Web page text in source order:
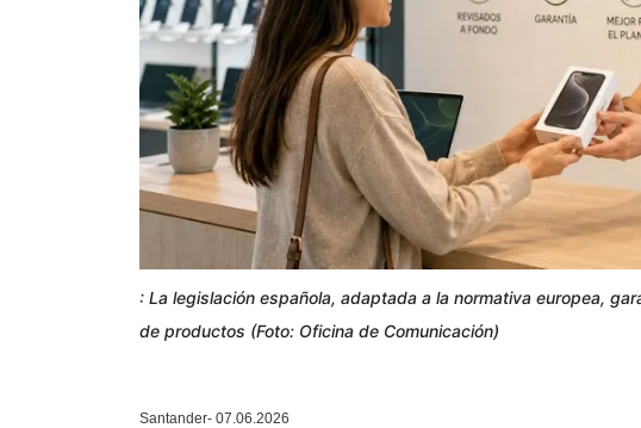
: La legislación española, adaptada a la normativa europea,
de productos (Foto: Oficina de Comunicación)
Santander- 07.06.2026